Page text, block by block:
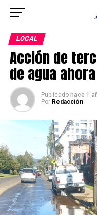
LOCAL
Acción de
de agua
Publicado hace 1
Por Redacción